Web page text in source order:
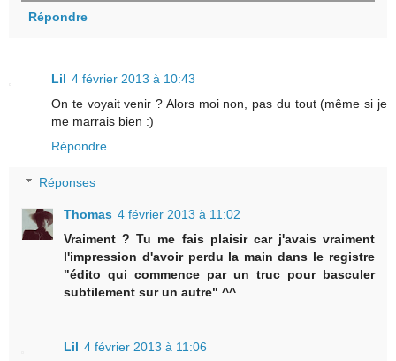
Répondre
Lil 4 février 2013 à 10:43
On te voyait venir ? Alors moi non, pas du tout (même si je
me marrais bien :)
Répondre
Réponses
Thomas 4 février 2013 à 11:02
Vraiment ? Tu me fais plaisir car j'avais vraiment
l'impression d'avoir perdu la main dans le registre
"édito qui commence par un truc pour basculer
subtilement sur un autre" ^^
Lil 4 février 2013 à 11:06